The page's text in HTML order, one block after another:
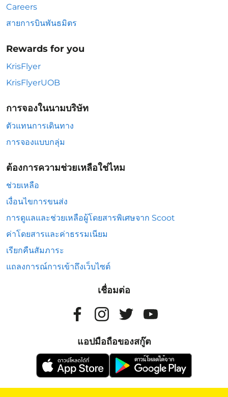
Careers
สายการบินพันธมิตร
Rewards for you
KrisFlyer
KrisFlyerUOB
การจองในนามบริษัท
ตัวแทนการเดินทาง
การจองแบบกลุ่ม
ต้องการความช่วยเหลือใช่ไหม
ช่วยเหลือ
เงื่อนไขการขนส่ง
การดูแลและช่วยเหลือผู้โดยสารพิเศษจาก Scoot
ค่าโดยสารและค่าธรรมเนียม
เรียกคืนสัมภาระ
แถลงการณ์การเข้าถึงเว็บไซต์
เชื่อมต่อ
แอปมือถือของสกู๊ต